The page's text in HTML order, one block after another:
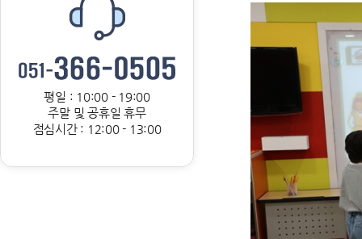
평일 : 10:00 - 19:00
주말 및 공휴일 휴무
점심시간 : 12:00 - 13:00